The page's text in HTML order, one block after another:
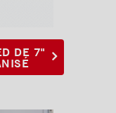
DE 7"